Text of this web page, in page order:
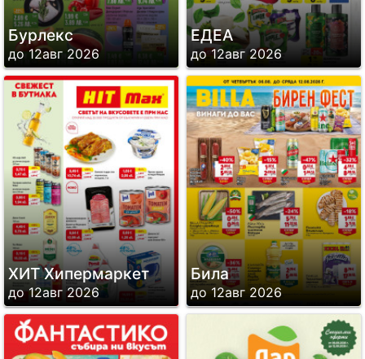
Бурлекс
до 12авг 2026
ЕДЕА
до 12авг 2026
ХИТ Хипермаркет
до 12авг 2026
Била
до 12авг 2026